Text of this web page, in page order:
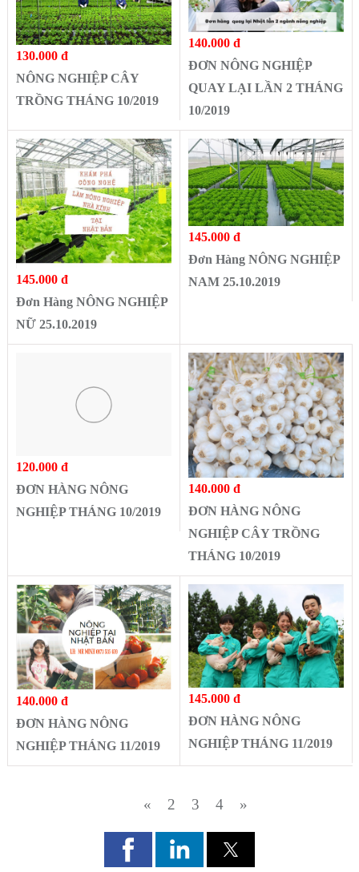
130.000 đ
NÔNG NGHIỆP CÂY
TRỒNG THÁNG 10/2019
140.000 đ
ĐƠN NÔNG NGHIỆP
QUAY LẠI LẦN 2 THÁNG
10/2019
145.000 đ
Đơn Hàng NÔNG NGHIỆP
NỮ 25.10.2019
145.000 đ
Đơn Hàng NÔNG NGHIỆP
NAM 25.10.2019
120.000 đ
ĐƠN HÀNG NÔNG
NGHIỆP THÁNG 10/2019
140.000 đ
ĐƠN HÀNG NÔNG
NGHIỆP CÂY TRỒNG
THÁNG 10/2019
140.000 đ
ĐƠN HÀNG NÔNG
NGHIỆP THÁNG 11/2019
145.000 đ
ĐƠN HÀNG NÔNG
NGHIỆP THÁNG 11/2019
« 2 3 4 »